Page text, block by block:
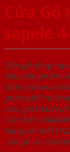
Cửa Gỗ
sapele
Cửa gỗ công
hiệu sản phẩm
thống Showroom
phân phối
cao, giá thành
Trên hết,
hàng ƯU ĐÃI
cửa gỗ và cả